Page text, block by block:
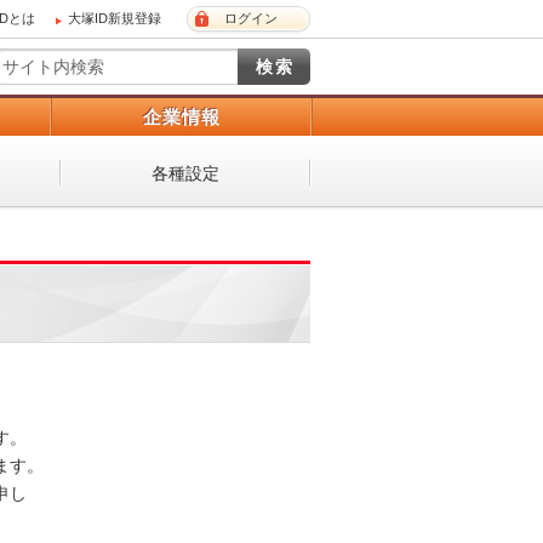
とは 大塚ID新規登録 ログイン
企業情報
各種設定
。
す。
し